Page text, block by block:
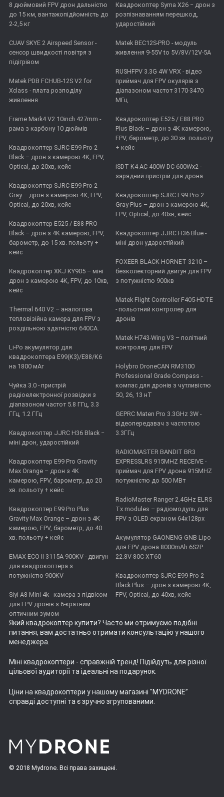
8 дюймовий FPV дрон дальністю
до 15 км, вантажопідйомність до
2-2,5 кг
CUAV SKYE 2 Airspeed Sensor -
сенсор швидкості повітря з
підігрівом
Matek PDB FCHUB-12S V2 for
Xclass - плата розподілу
живлення
Frame Mark4 V2 10inch 427mm -
рама з карбону 10 дюймів
Квадрокоптер SJRC E99 Pro 2
Black – дрон з камерою 4K, FPV,
Optical, до 20хв, кейс
Квадрокоптер SJRC E99 Pro 2
Gray – дрон з камерою 4К, FPV,
Optical, до 20хв, кейс
Квадрокоптер E525 / E88 PRO
Black – дрон з 4K камерою, FPV,
барометр, до 15 хв. польоту +
кейс
Квадрокоптер XKJ KY905 – міні
дрон з камерою 4K, FPV, до 10хв,
кейс
Thermal 640 V2 – аналогова
тепловізійна камера для FPV з
роздільною здатністю 640CA.
Li-Po акумулятор для
квадрокоптера E99(K3)/E88/K6
на 1800 мАг
Чуйка 3.0 - пристрій
радіоелектронної розвідки з
діапазоном частот 5.8 ГГц, 3.3
ГГц, 1.2 ГГц
Квадрокоптер JJRC H36 Black −
міні дрон, ударостійкий
Квадрокоптер E99 Pro Gravity
Max Orange – дрон з 4K
камерою, FPV, барометр, до 20
хв. польоту + кейс
Квадрокоптер E99 Pro Plus
Gravity Max Orange – дрон з 4K
камерою, FPV, барометр, до 40
хв. польоту + кейс
EMAX ECO II 3115А 900KV - двигун
для квадрокоптера з
потужністю 900KV
Siyi A8 Mini 4k - камера з підвісом
для FPV дронів з 6-кратним
оптичним зумом
Квадрокоптер Syma X26 − дрон з
розпізнаванням перешкод,
ударостійкий
Matek BEC12S-PRO - модуль
живлення 9-55V to 5V/8V/12V-5A
RUSHFPV 3.3G 4W VRX - відео
приймач для FPV окулярів з
діапазоном частот 3170-3470
МГц
Квадрокоптер E525 / E88 PRO
Plus Black – дрон з 4K камерою,
FPV, барометр, до 30 хв. польоту
+ кейс
iSDT K4 AC 400W DC 600Wx2 -
зарядний пристрій для дрона
Квадрокоптер SJRC E99 Pro 2
Gray Plus – дрон з камерою 4К,
FPV, Optical, до 40хв, кейс
Квадрокоптер JJRC H36 Blue -
міні дрон ударостійкий
FOXEER BLACK HORNET 3210 –
безколекторний двигун для FPV
з потужністю 900кв
Matek Flight Controller F405-HDTE
- польотний контролер для
дронів
Matek H743-Wing V3 – політний
контролер для FPV
Holybro DroneCAN RM3100
Professional Grade Compass -
компас для дронів з чутливістю
50, 26, 13 нТ
GEPRC Maten Pro 3.3GHz 3W -
відеопередавач з частотою
3.3ГГц
RADIOMASTER BANDIT BR3
EXPRESSLRS 915MHZ RECEIVE -
приймач для FPV дрона 915MHZ
потужністю до 500 МВт
RadioMaster Ranger 2.4GHz ELRS
Tx modules – радіомодуль для
FPV з OLED екраном 64x128px
Акумулятор GAONENG GNB Lipo
для FPV дрона 8000mAh 6S2P
22.8V 80C XT60
Квадрокоптер SJRC E99 Pro 2
Black Plus – дрон з камерою 4K,
FPV, Optical, до 40хв, кейс
Який квадрокоптер купити? Часто ми отримуємо подібні
питання, вам достатньо отримати консультацію у нашого
менеджера.
Міні квадрокоптери - справжній тренд! Підійдуть для різної
цільової аудиторії та ідеальні на подарунок.
Ціни на квадрокоптери у нашому магазині "MYDRONE”
справді доступні та є зручно згрупованими.
© 2018 Mydrone. Всі права захищені.